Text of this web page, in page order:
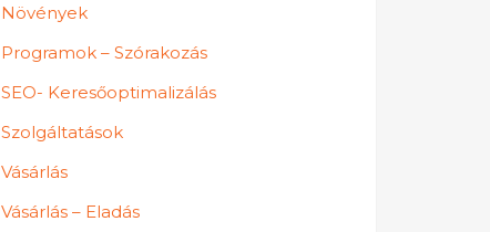
Növények
Programok – Szórakozás
SEO- Keresőoptimalizálás
Szolgáltatások
Vásárlás
Vásárlás – Eladás